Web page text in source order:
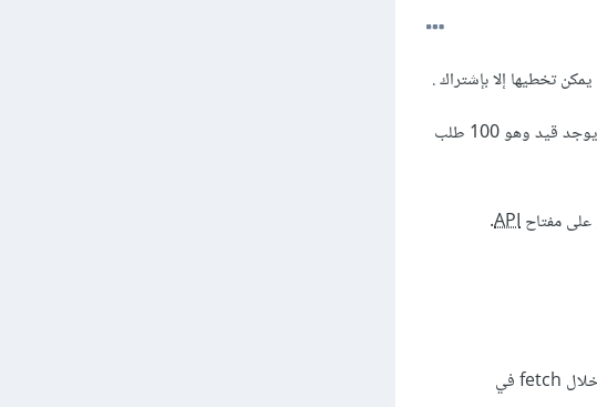
تخطيها إلا بإشتراك .
فمثلا يوجد موقع ExchangeRate Host وهو مجاني بالكامل ويدعم معظم العملات ولكن يوجد قيد وهو 100 طلب
API
.
ونعم يمكن إستخدام فقط java script دون الحاجة إلى خادم فقط تقوم بإرسال الطلبات من خلال fetch في